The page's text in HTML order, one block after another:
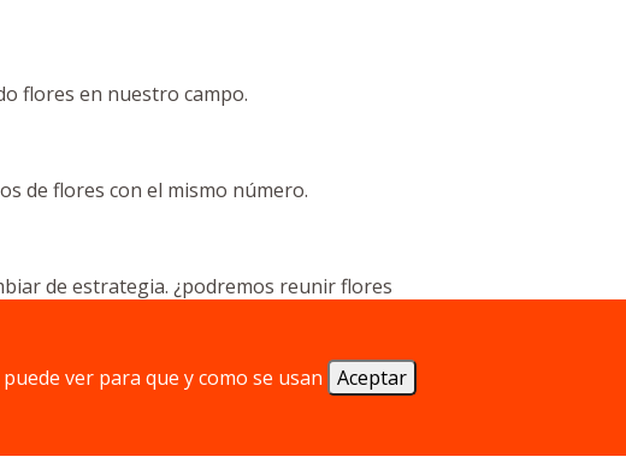
flores en nuestro campo.
de flores con el mismo número.
de estrategia. ¿podremos reunir flores
puede ver para que y como se usan Aceptar